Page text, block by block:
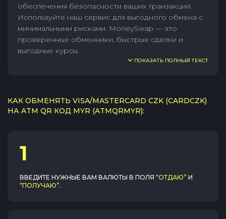
обеспечения безопасности ваших транзакций.
Используйте наш сервис для выгодного обмена с
минимальными рисками. MoneySwap — это
проверенные обменники, быстрые сделки и
выгодные курсы.
ПОКАЗАТЬ ПОЛНЫЙ ТЕКСТ
КАК ОБМЕНЯТЬ VISA/MASTERCARD CZK (CARDCZK)
НА ATM QR КОД MYR (ATMQRMYR):
1
ВВЕДИТЕ НУЖНЫЕ ВАМ ВАЛЮТЫ В ПОЛЯ “ОТДАЮ” И
“ПОЛУЧАЮ”.